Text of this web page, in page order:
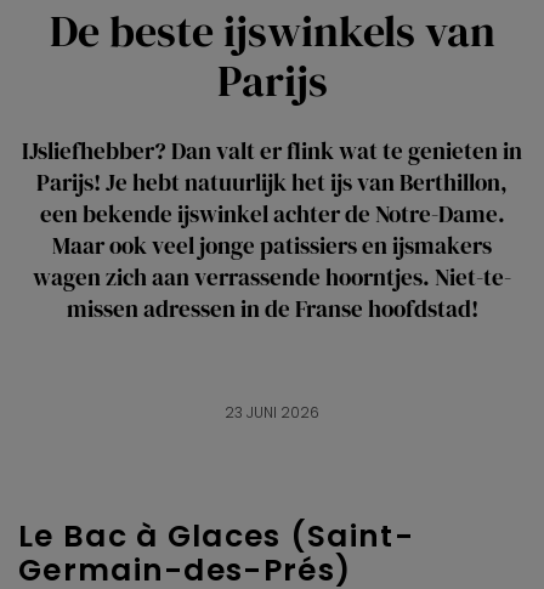
De beste ijswinkels van
Parijs
IJsliefhebber? Dan valt er flink wat te genieten in
Parijs! Je hebt natuurlijk het ijs van Berthillon,
een bekende ijswinkel achter de Notre-Dame.
Maar ook veel jonge patissiers en ijsmakers
wagen zich aan verrassende hoorntjes. Niet-te-
missen adressen in de Franse hoofdstad!
23 JUNI 2026
Le Bac à Glaces (Saint-
Germain-des-Prés)